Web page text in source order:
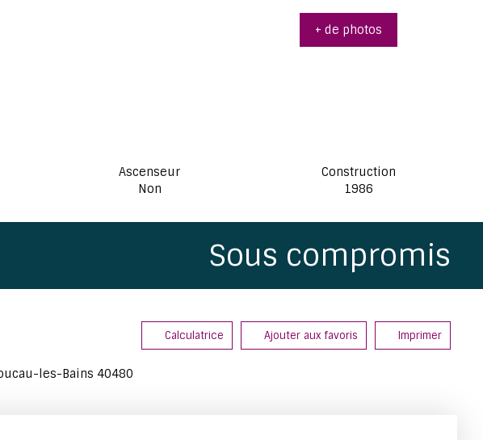
+ de photos
Ascenseur
Non
Construction
1986
Sous compromis
Calculatrice Ajouter aux favoris Imprimer
les-Bains 40480